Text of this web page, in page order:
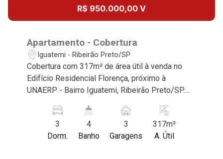
R$ 950.000,00 V
Apartamento - Cobertura
Iguatemi - Ribeirão Preto/SP
Cobertura com 317m² de área útil à venda no
Edifício Residencial Florença, próximo à
UNAERP - Bairro Iguatemi, Ribeirão Preto/SP.
Martinelli Imobiliária selecionou para você: -
317m² de área útil - 3 dormitórios com armários
e ar-condicionado sendo 1 suíte com hidro -
3
Dorm.
4
Banho
3
Garagens
317m²
A. Útil